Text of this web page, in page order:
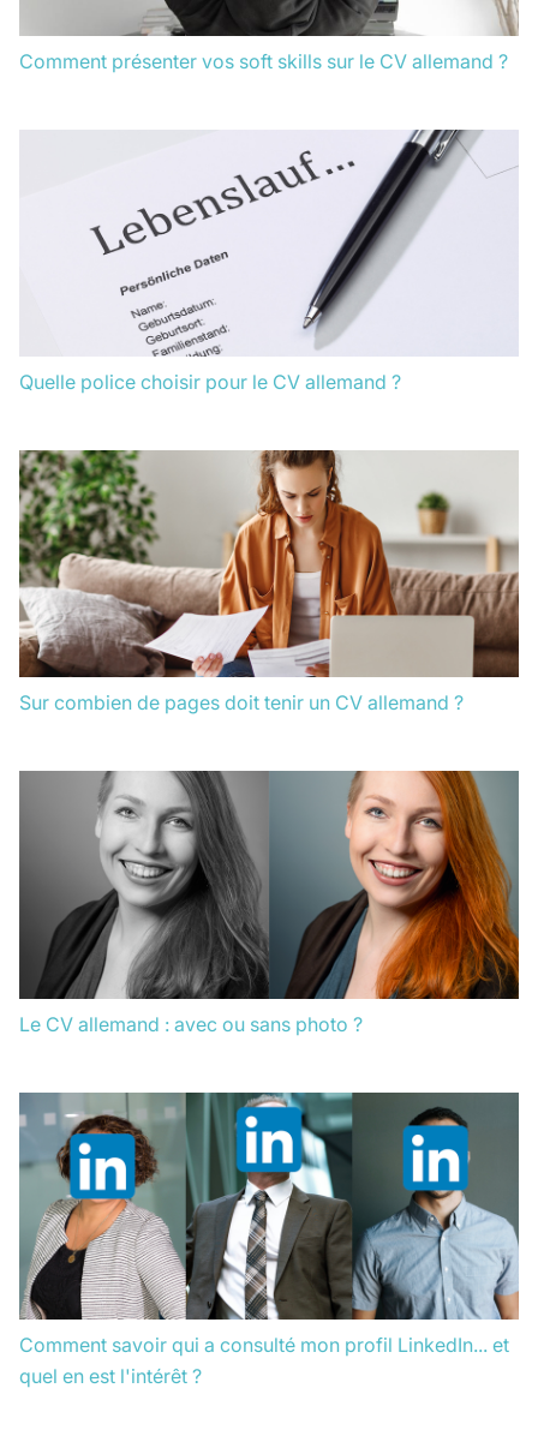
Comment présenter vos soft skills sur le CV allemand ?
Quelle police choisir pour le CV allemand ?
Sur combien de pages doit tenir un CV allemand ?
Le CV allemand : avec ou sans photo ?
Comment savoir qui a consulté mon profil LinkedIn... et
quel en est l'intérêt ?